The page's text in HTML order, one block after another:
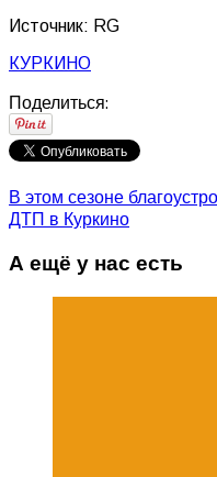
Источник: RG
КУРКИНО
Поделиться:
В этом сезоне
ДТП в Куркино
А ещё у нас есть